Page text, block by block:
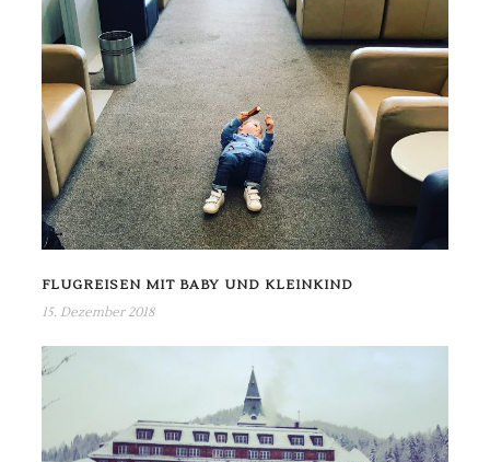
FLUGREISEN MIT BABY UND KLEINKIND
15. Dezember 2018